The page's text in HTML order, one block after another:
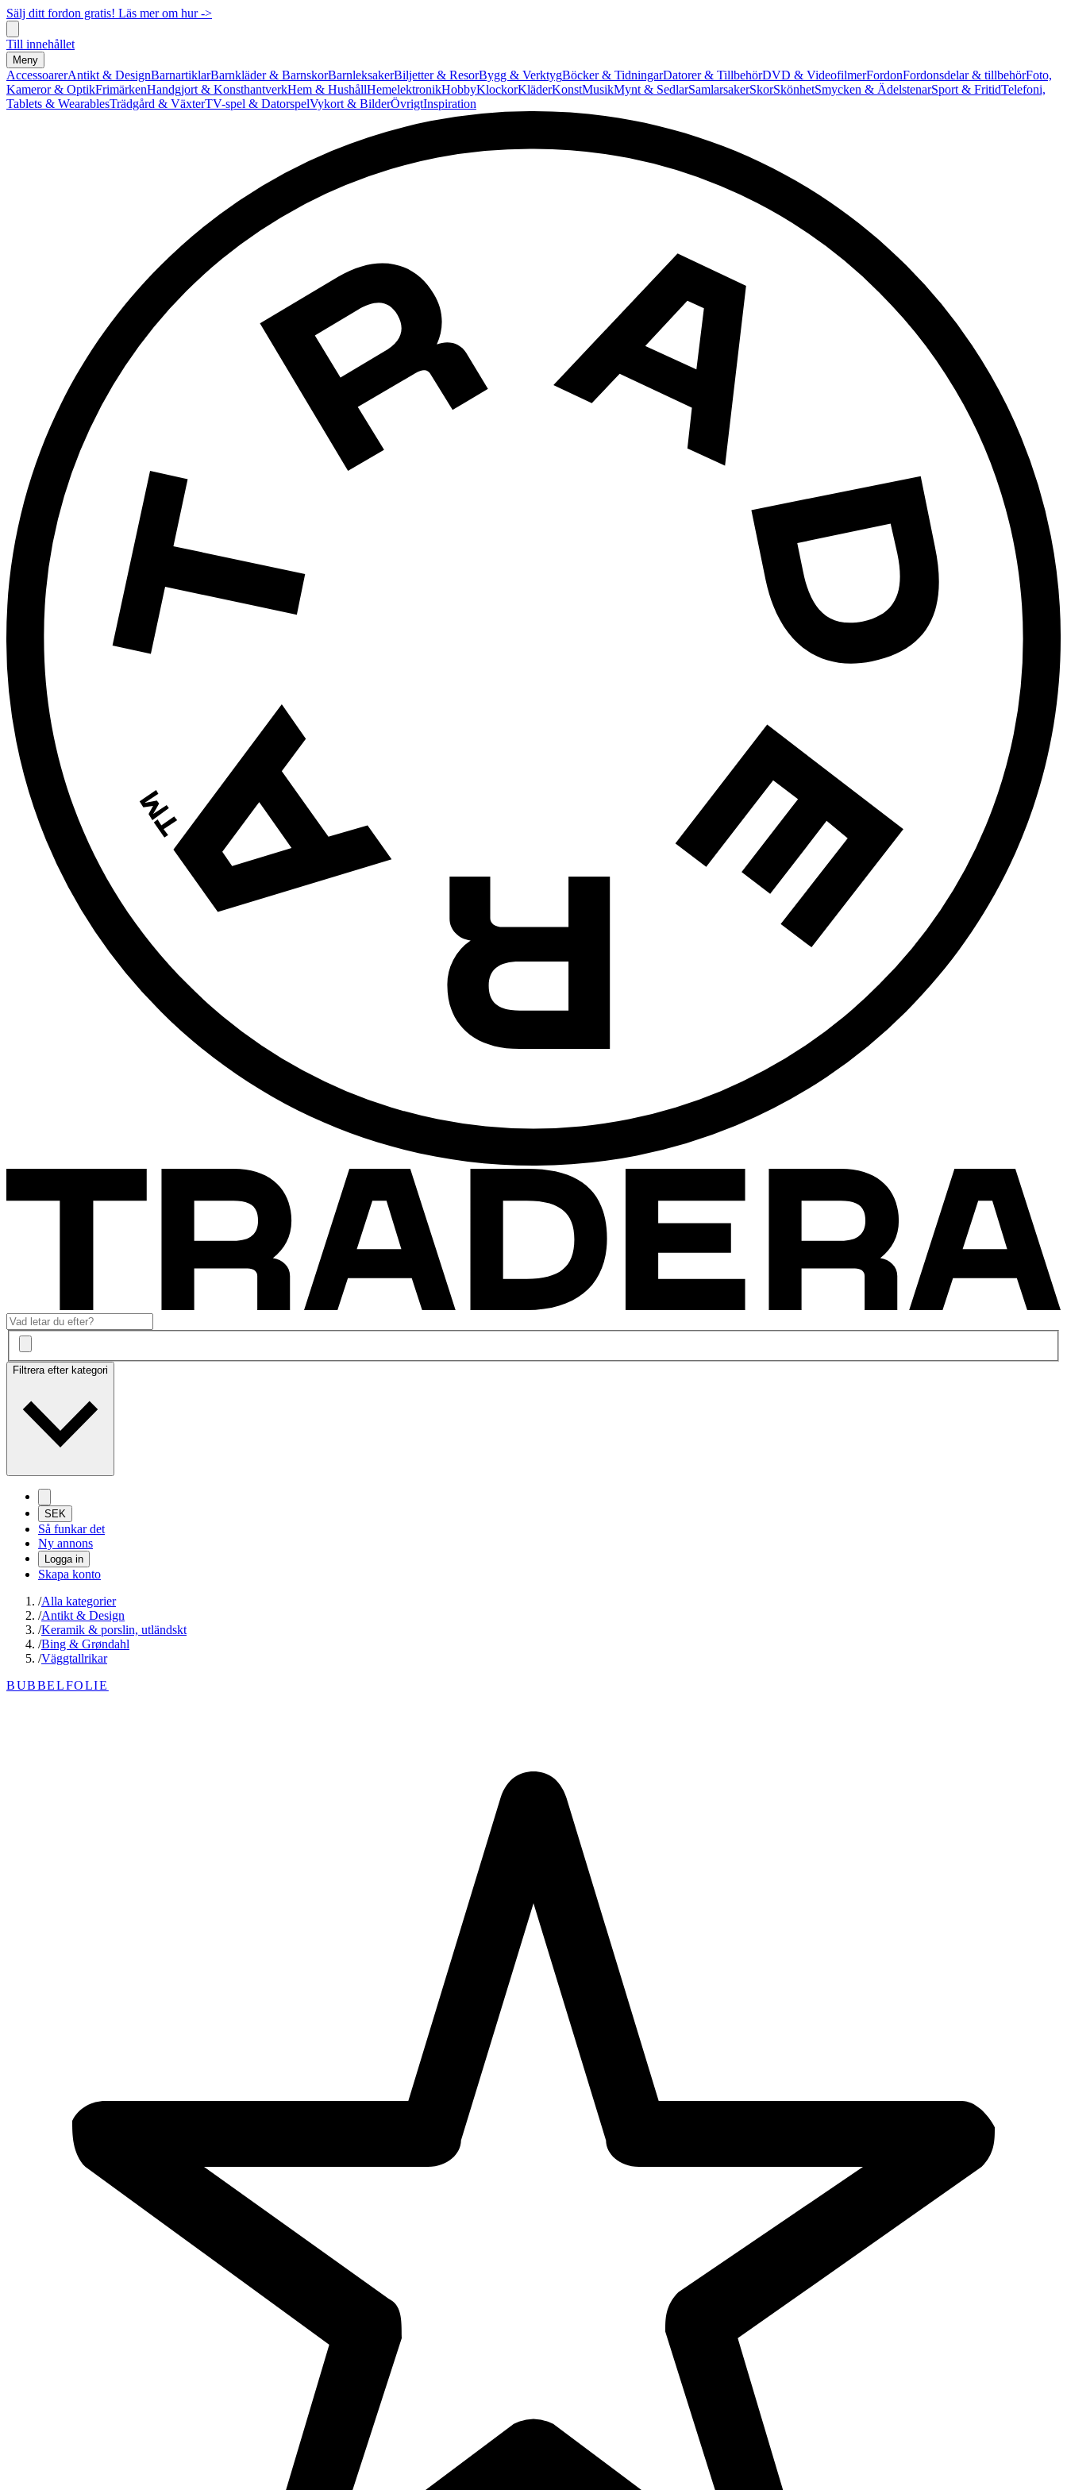
Sälj ditt fordon gratis! Läs mer om hur ->
Till innehållet
Meny
AccessoarerAntikt & DesignBarnartiklarBarnkläder & BarnskorBarnleksakerBiljetter & ResorBygg & VerktygBöcker & TidningarDatorer & TillbehörDVD & VideofilmerFordonFordonsdelar & tillbehörFoto,
Kameror & OptikFrimärkenHandgjort & KonsthantverkHem & HushållHemelektronikHobbyKlockorKläderKonstMusikMynt & SedlarSamlarsakerSkorSkönhetSmycken & ÄdelstenarSport & FritidTelefoni,
Tablets & WearablesTrädgård & VäxterTV-spel & DatorspelVykort & BilderÖvrigtInspiration
Filtrera efter kategori
SEK
Så funkar det
Ny annons
Logga in
Skapa konto
/Alla kategorier
/Antikt & Design
/Keramik & porslin, utländskt
/Bing & Grøndahl
/Väggtallrikar
BUBBELFOLIE